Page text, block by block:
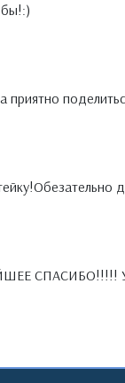
приятно
СПАСИБО!!!!!